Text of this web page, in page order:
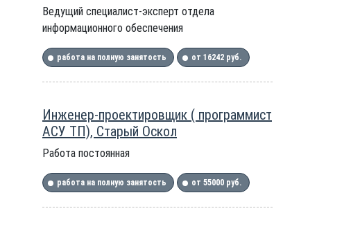
Ведущий специалист-эксперт отдела
информационного обеспечения
работа на полную занятость от 16242 руб.
Инженер-проектировщик ( программист
АСУ ТП), Старый Оскол
Работа постоянная
работа на полную занятость от 55000 руб.